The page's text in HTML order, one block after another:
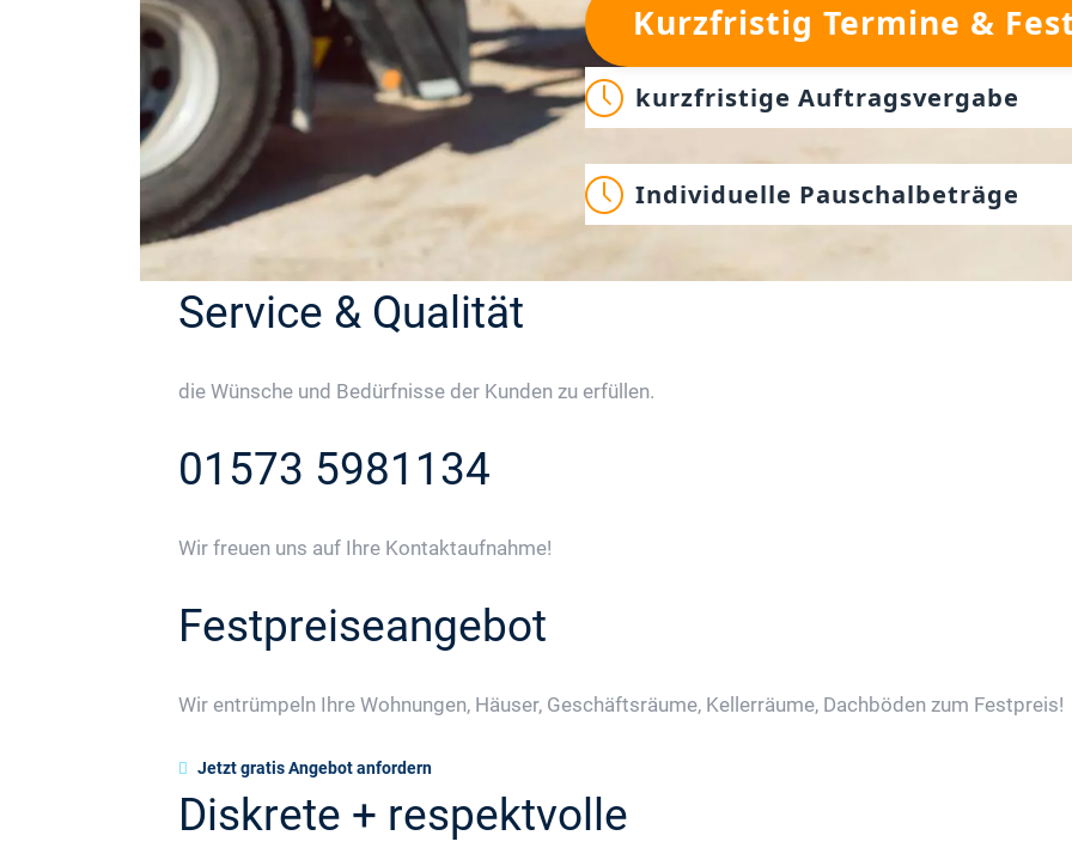
Kurzfristig Termine &
kurzfristige Auftragsvergabe
Individuelle Pauschalbeträge
Service & Qualität
die Wünsche und Bedürfnisse der Kunden zu erfüllen.
01573 5981134
Wir freuen uns auf Ihre Kontaktaufnahme!
Festpreiseangebot
Wir entrümpeln Ihre Wohnungen, Häuser, Geschäftsräume, Kellerräume, Dachböden zum Festpreis!
Jetzt gratis Angebot anfordern
Diskrete + respektvolle